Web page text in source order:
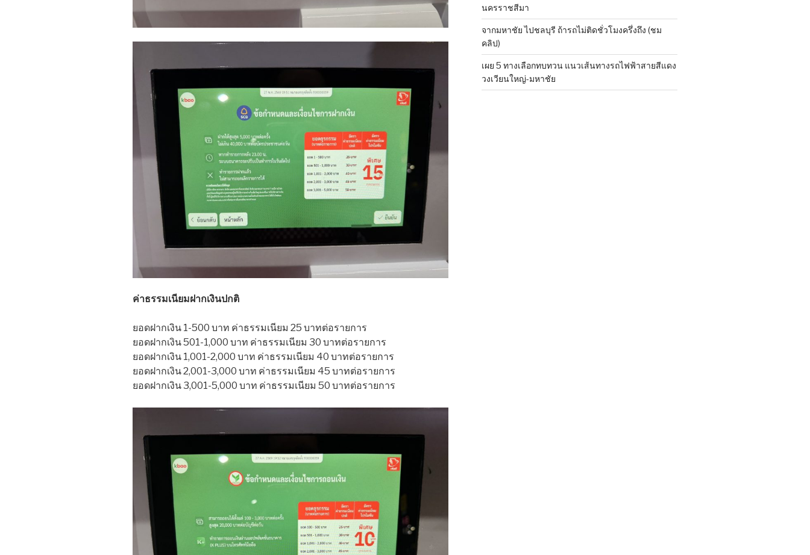
ค่าธรรมเนียมฝากเงินปกติ
ยอดฝากเงิน 1-500 บาท ค่าธรรมเนียม 25 บาทต่อรายการ
ยอดฝากเงิน 501-1,000 บาท ค่าธรรมเนียม 30 บาทต่อรายการ
ยอดฝากเงิน 1,001-2,000 บาท ค่าธรรมเนียม 40 บาทต่อรายการ
ยอดฝากเงิน 2,001-3,000 บาท ค่าธรรมเนียม 45 บาทต่อรายการ
ยอดฝากเงิน 3,001-5,000 บาท ค่าธรรมเนียม 50 บาทต่อรายการ
นครราชสีมา
จากมหาชัย ไปชลบุรี ถ้ารถไม่ติดชั่วโมงครึ่งถึง (ชม
คลิป)
เผย 5 ทางเลือกทบทวน แนวเส้นทางรถไฟฟ้าสายสีแดง
วงเวียนใหญ่-มหาชัย